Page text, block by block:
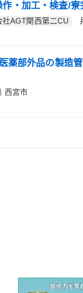
・加工・検査/
AGT関西第二CU
薬部外品の製造
西宮市